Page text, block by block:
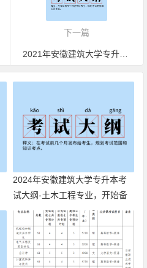
下一篇
2021年安徽建筑大学专升本会计学专业考试大纲，备考神器
2024年安徽建筑大学专升本考
试大纲-土木工程专业，开始备
考啦